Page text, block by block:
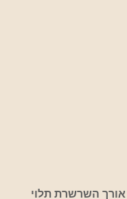
השרשרת תלוי